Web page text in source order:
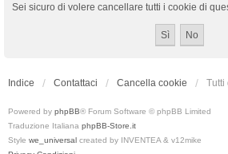
Sei sicuro di volere cancellare tutti i cookie di
Indice Contattaci Cancella cookie Tutti
Powered by phpBB® Forum Software © phpBB Limited
Traduzione Italiana phpBB-Store.it
Style we_universal created by INVENTEA & v12mike